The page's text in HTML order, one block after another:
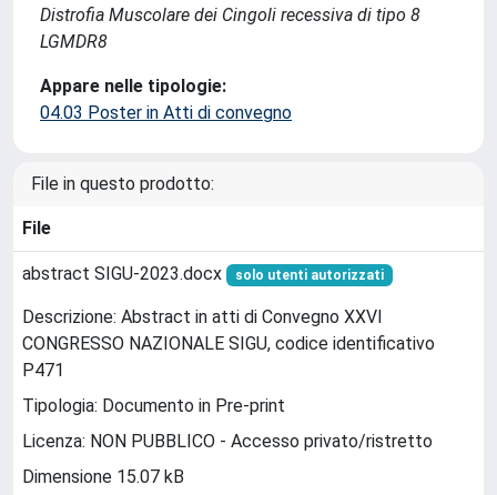
Distrofia Muscolare dei Cingoli recessiva di tipo 8
LGMDR8
Appare nelle tipologie:
04.03 Poster in Atti di convegno
File in questo prodotto:
File
abstract SIGU-2023.docx solo utenti autorizzati
Descrizione: Abstract in atti di Convegno XXVI
CONGRESSO NAZIONALE SIGU, codice identificativo
P471
Tipologia: Documento in Pre-print
Licenza: NON PUBBLICO - Accesso privato/ristretto
Dimensione 15.07 kB